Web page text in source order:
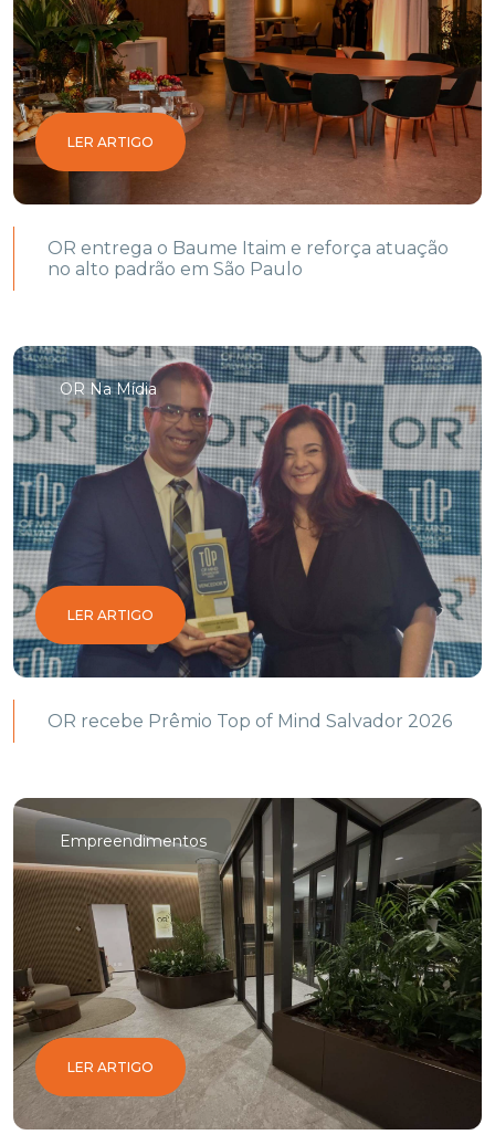
LER ARTIGO
OR entrega o Baume Itaim e reforça atuação
no alto padrão em São Paulo
OR Na Mídia
LER ARTIGO
OR recebe Prêmio Top of Mind Salvador 2026
Empreendimentos
LER ARTIGO